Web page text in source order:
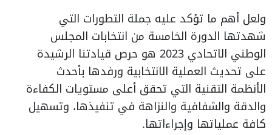
ولعل أهم ما تؤكد عليه جملة التطورات التي
شهدتها الدورة الخامسة من انتخابات المجلس
الوطني الاتحادي 2023 هو حرص قيادتنا الرشيدة
على تحديث العملية الانتخابية ورفدها بأحدث
الأنظمة التقنية التي تحقق أعلى مستويات الكفاءة
والدقة والشفافية والنزاهة في تنفيذها، وتسهيل
كافة عملياتها وإجراءاتها.